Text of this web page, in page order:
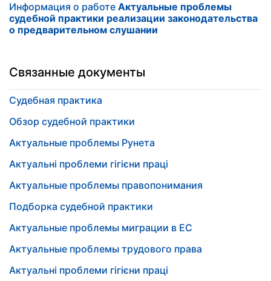
Информация о работе Актуальные проблемы
судебной практики реализации законодательства
о предварительном слушании
Связанные документы
Судебная практика
Обзор судебной практики
Актуальные проблемы Рунета
Актуальні проблеми гігієни праці
Актуальные проблемы правопонимания
Подборка судебной практики
Актуальные проблемы миграции в ЕС
Актуальные проблемы трудового права
Актуальні проблеми гігієни праці